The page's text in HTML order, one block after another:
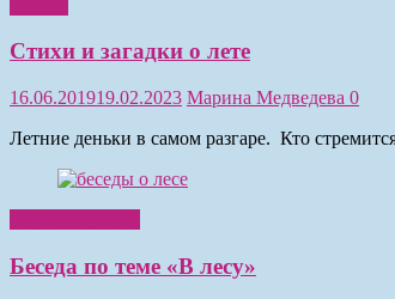
Стихи и загадки о лете
16.06.201919.02.2023 Марина Медведева 0
Летние деньки в самом разгаре. Кто
Беседа по теме «В лесу»